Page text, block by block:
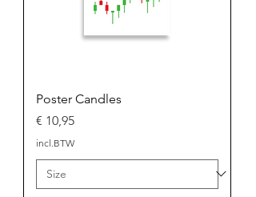
Poster Candles
Prijs
€ 10,95
incl.BTW